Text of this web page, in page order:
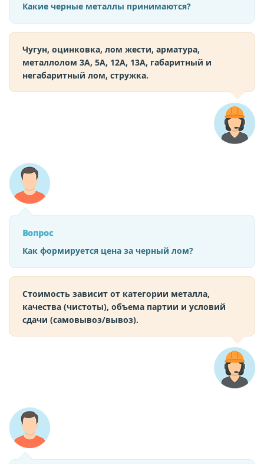
Какие черные металлы принимаются?
Чугун, оцинковка, лом жести, арматура,
металлолом 3А, 5А, 12А, 13А, габаритный и
негабаритный лом, стружка.
Вопрос
Как формируется цена за черный лом?
Стоимость зависит от категории металла,
качества (чистоты), объема партии и условий
сдачи (самовывоз/вывоз).